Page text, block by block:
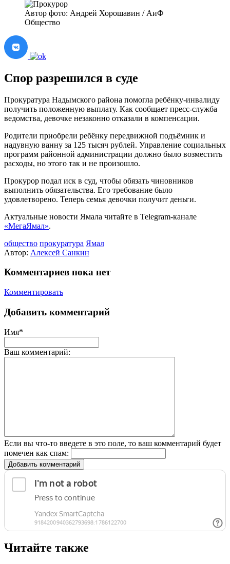
Автор фото: Андрей Хорошавин / АиФ
Общество
Спор разрешился в суде
Прокуратура Надымского района помогла ребёнку-инвалиду
получить положенную выплату. Как сообщает пресс-служба
ведомства, девочке незаконно отказали в компенсации.
Родители приобрели ребёнку передвижной подъёмник и
надувную ванну за 125 тысяч рублей. Управление социальных
программ районной администрации должно было возместить
расходы, но этого так и не произошло.
Прокурор подал иск в суд, чтобы обязать чиновников
выполнить обязательства. Его требование было
удовлетворено. Теперь семья девочки получит деньги.
Актуальные новости Ямала читайте в Telegram-канале
«МегаЯмал».
общество прокуратура Ямал
Автор: Алексей Санкин
Комментариев пока нет
Комментировать
Добавить комментарий
Имя*
Ваш комментарий:
Если вы что-то введете в это поле, то ваш комментарий будет
помечен как спам:
Добавить комментарий
Читайте также